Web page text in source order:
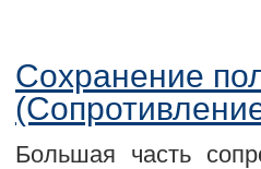
Сохранение
Большая часть